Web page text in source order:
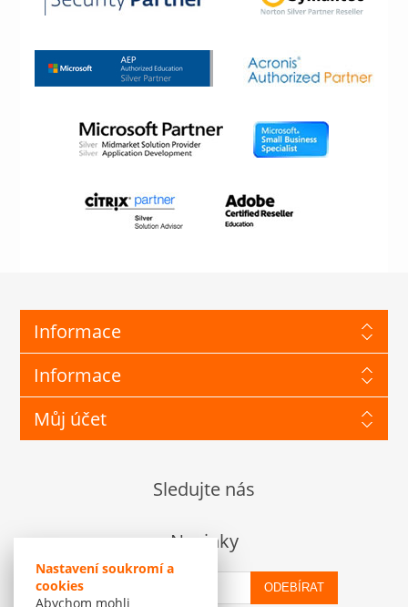
Nastavení soukromí a
cookies
Abychom mohli
Informace
Informace
Můj účet
Sledujte nás
Novinky
ODEBÍRAT